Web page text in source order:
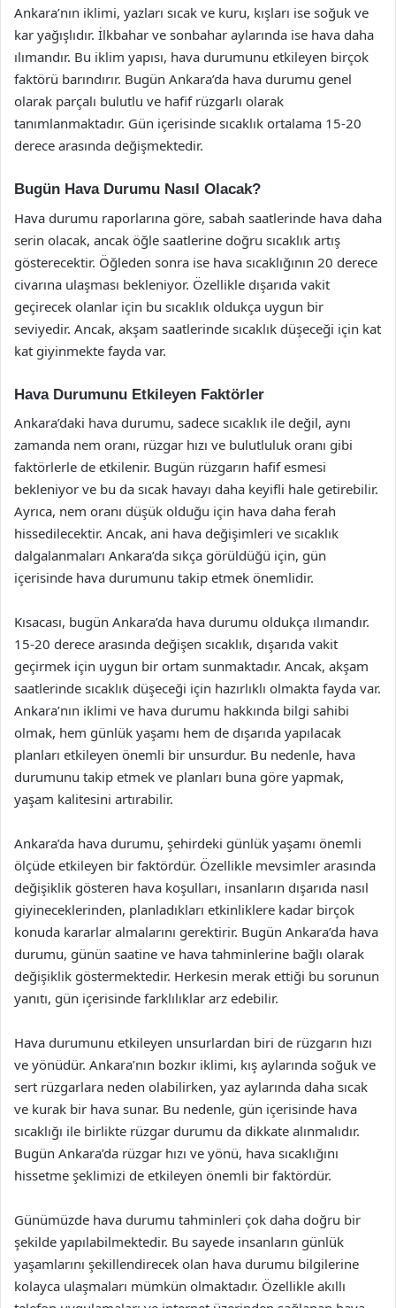
Ankara’nın iklimi, yazları sıcak ve kuru, kışları ise soğuk ve
kar yağışlıdır. İlkbahar ve sonbahar aylarında ise hava daha
ılımandır. Bu iklim yapısı, hava durumunu etkileyen birçok
faktörü barındırır. Bugün Ankara’da hava durumu genel
olarak parçalı bulutlu ve hafif rüzgarlı olarak
tanımlanmaktadır. Gün içerisinde sıcaklık ortalama 15-20
derece arasında değişmektedir.
Bugün Hava Durumu Nasıl Olacak?
Hava durumu raporlarına göre, sabah saatlerinde hava daha
serin olacak, ancak öğle saatlerine doğru sıcaklık artış
gösterecektir. Öğleden sonra ise hava sıcaklığının 20 derece
civarına ulaşması bekleniyor. Özellikle dışarıda vakit
geçirecek olanlar için bu sıcaklık oldukça uygun bir
seviyedir. Ancak, akşam saatlerinde sıcaklık düşeceği için kat
kat giyinmekte fayda var.
Hava Durumunu Etkileyen Faktörler
Ankara’daki hava durumu, sadece sıcaklık ile değil, aynı
zamanda nem oranı, rüzgar hızı ve bulutluluk oranı gibi
faktörlerle de etkilenir. Bugün rüzgarın hafif esmesi
bekleniyor ve bu da sıcak havayı daha keyifli hale getirebilir.
Ayrıca, nem oranı düşük olduğu için hava daha ferah
hissedilecektir. Ancak, ani hava değişimleri ve sıcaklık
dalgalanmaları Ankara’da sıkça görüldüğü için, gün
içerisinde hava durumunu takip etmek önemlidir.
Kısacası, bugün Ankara’da hava durumu oldukça ılımandır.
15-20 derece arasında değişen sıcaklık, dışarıda vakit
geçirmek için uygun bir ortam sunmaktadır. Ancak, akşam
saatlerinde sıcaklık düşeceği için hazırlıklı olmakta fayda var.
Ankara’nın iklimi ve hava durumu hakkında bilgi sahibi
olmak, hem günlük yaşamı hem de dışarıda yapılacak
planları etkileyen önemli bir unsurdur. Bu nedenle, hava
durumunu takip etmek ve planları buna göre yapmak,
yaşam kalitesini artırabilir.
Ankara’da hava durumu, şehirdeki günlük yaşamı önemli
ölçüde etkileyen bir faktördür. Özellikle mevsimler arasında
değişiklik gösteren hava koşulları, insanların dışarıda nasıl
giyineceklerinden, planladıkları etkinliklere kadar birçok
konuda kararlar almalarını gerektirir. Bugün Ankara’da hava
durumu, günün saatine ve hava tahminlerine bağlı olarak
değişiklik göstermektedir. Herkesin merak ettiği bu sorunun
yanıtı, gün içerisinde farklılıklar arz edebilir.
Hava durumunu etkileyen unsurlardan biri de rüzgarın hızı
ve yönüdür. Ankara’nın bozkır iklimi, kış aylarında soğuk ve
sert rüzgarlara neden olabilirken, yaz aylarında daha sıcak
ve kurak bir hava sunar. Bu nedenle, gün içerisinde hava
sıcaklığı ile birlikte rüzgar durumu da dikkate alınmalıdır.
Bugün Ankara’da rüzgar hızı ve yönü, hava sıcaklığını
hissetme şeklimizi de etkileyen önemli bir faktördür.
Günümüzde hava durumu tahminleri çok daha doğru bir
şekilde yapılabilmektedir. Bu sayede insanların günlük
yaşamlarını şekillendirecek olan hava durumu bilgilerine
kolayca ulaşmaları mümkün olmaktadır. Özellikle akıllı